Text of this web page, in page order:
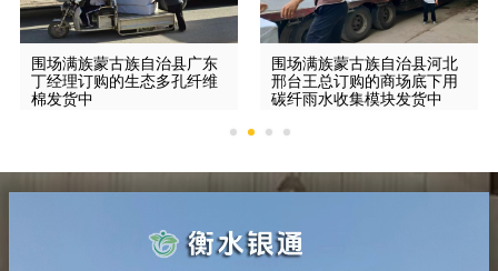
围场满族蒙古族自治县广东
丁经理订购的生态多孔纤维
棉发货中
围场满族蒙古族自治县河北
邢台王总订购的商场底下用
碳纤雨水收集模块发货中